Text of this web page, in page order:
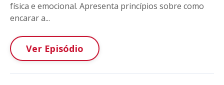
física e emocional. Apresenta princípios sobre como
encarar a...
Ver Episódio